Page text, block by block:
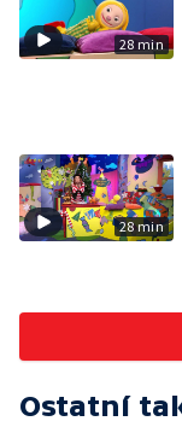
28 min
28 min
Ostatní